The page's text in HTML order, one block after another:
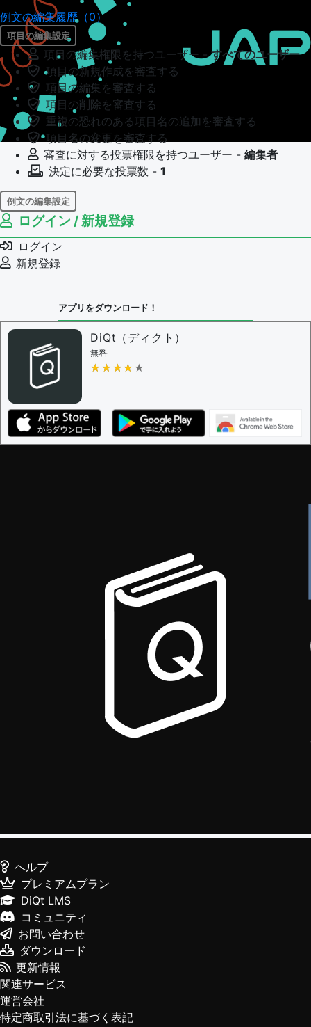
例文の編集履歴（0）
項目の編集設定
項目の編集権限を持つユーザー -すべてのユーザー
項目の新規作成を審査する
項目の編集を審査する
項目の削除を審査する
重複の恐れのある項目名の追加を審査する
項目名の変更を審査する
審査に対する投票権限を持つユーザー - 編集者
決定に必要な投票数 - 1
例文の編集設定
例文の編集権限を持つユーザー -
例文の編集を審査する
例文の削除を審査する
審査に対する投票権限を持つユーザー -
問題の編集権限を持つユーザー -
審査に対する投票権限を持つユーザー -
ザー
決定に必要な投票数 -
編集ガイドライン
ログイン / 新規登録
ログイン
新規登録
アプリをダウンロード！
DiQt（ディクト）
無料
★★★★★
★★★★★
ヘルプ
プレミアムプラン
DiQt LMS
コミュニティ
お問い合わせ
ダウンロード
更新情報
関連サービス
運営会社
特定商取引法に基づく表記